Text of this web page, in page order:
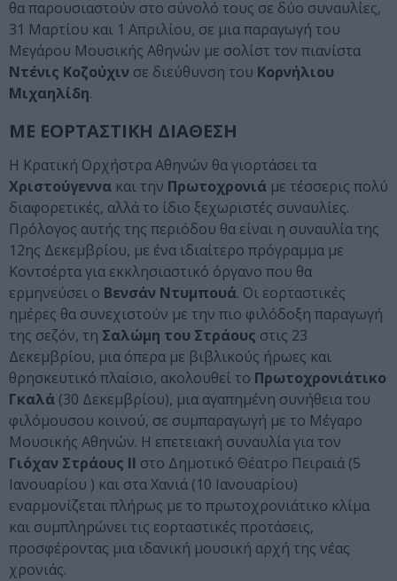
θα παρουσιαστούν στο σύνολό τους σε δύο συναυλίες,
31 Μαρτίου και 1 Απριλίου, σε μια παραγωγή του
Μεγάρου Μουσικής Αθηνών με σολίστ τον πιανίστα
Ντένις Κοζούχιν σε διεύθυνση του Κορνήλιου
Μιχαηλίδη.
ΜΕ ΕΟΡΤΑΣΤΙΚΗ ΔΙΑΘΕΣΗ
Η Κρατική Ορχήστρα Αθηνών θα γιορτάσει τα
Χριστούγεννα και την Πρωτοχρονιά με τέσσερις πολύ
διαφορετικές, αλλά το ίδιο ξεχωριστές συναυλίες.
Πρόλογος αυτής της περιόδου θα είναι η συναυλία της
12ης Δεκεμβρίου, με ένα ιδιαίτερο πρόγραμμα με
Κοντσέρτα για εκκλησιαστικό όργανο που θα
ερμηνεύσει ο Βενσάν Ντυμπουά. Οι εορταστικές
ημέρες θα συνεχιστούν με την πιο φιλόδοξη παραγωγή
της σεζόν, τη Σαλώμη του Στράους στις 23
Δεκεμβρίου, μια όπερα με βιβλικούς ήρωες και
θρησκευτικό πλαίσιο, ακολουθεί το Πρωτοχρονιάτικο
Γκαλά (30 Δεκεμβρίου), μια αγαπημένη συνήθεια του
φιλόμουσου κοινού, σε συμπαραγωγή με το Μέγαρο
Μουσικής Αθηνών. Η επετειακή συναυλία για τον
Γιόχαν Στράους ΙΙ στο Δημοτικό Θέατρο Πειραιά (5
Ιανουαρίου ) και στα Χανιά (10 Ιανουαρίου)
εναρμονίζεται πλήρως με το πρωτοχρονιάτικο κλίμα
και συμπληρώνει τις εορταστικές προτάσεις,
προσφέροντας μια ιδανική μουσική αρχή της νέας
χρονιάς.